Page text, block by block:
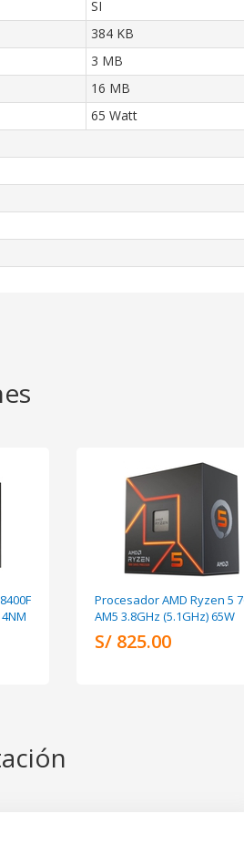
SI
384 KB
3 MB
16 MB
65 Watt
Procesador AMD Ryzen 5
AM5 3.8GHz (5.1GHz) 65W
S/ 825.00